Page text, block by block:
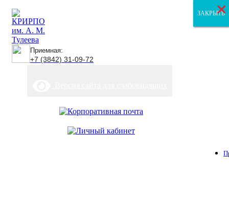
Приемная:
+7 (3842) 31-09-72
ЗАКРЫТЬ
ЗАКРЫТЬ
ЗАКРЫТЬ
×
×
×